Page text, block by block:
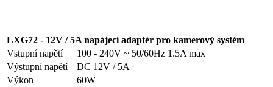
LXG72 - 12V / 5A napájecí adaptér pro kamerový systém
Vstupní napětí
100 - 240V ~ 50/60Hz 1.5A max
Výstupní napětí
DC 12V / 5A
Výkon
60W